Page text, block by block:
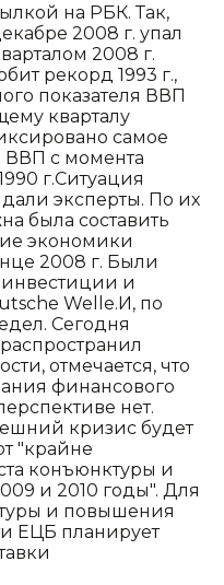
на РБК. Так,
2008 г. упал
2008 г.
рекорд 1993 г.,
показателя ВВП
кварталу
самое
ВВП с момента
г.Ситуация
эксперты. По их
была составить
экономики
2008 г. Были
и
Welle.И, по
Сегодня
отмечается, что
финансового
нет.
кризис будет
"крайне
конъюнктуры и
и 2010 годы". Для
и повышения
ЕЦБ планирует